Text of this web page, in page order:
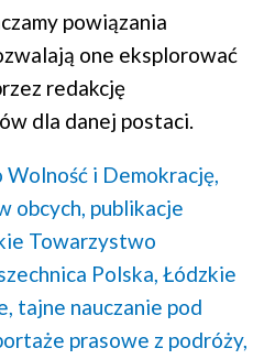
powiązania
one eksplorować
redakcję
dla danej postaci.
i Demokrację,
obcych, publikacje
Towarzystwo
Polska, Łódzkie
tajne nauczanie pod
prasowe z podróży,